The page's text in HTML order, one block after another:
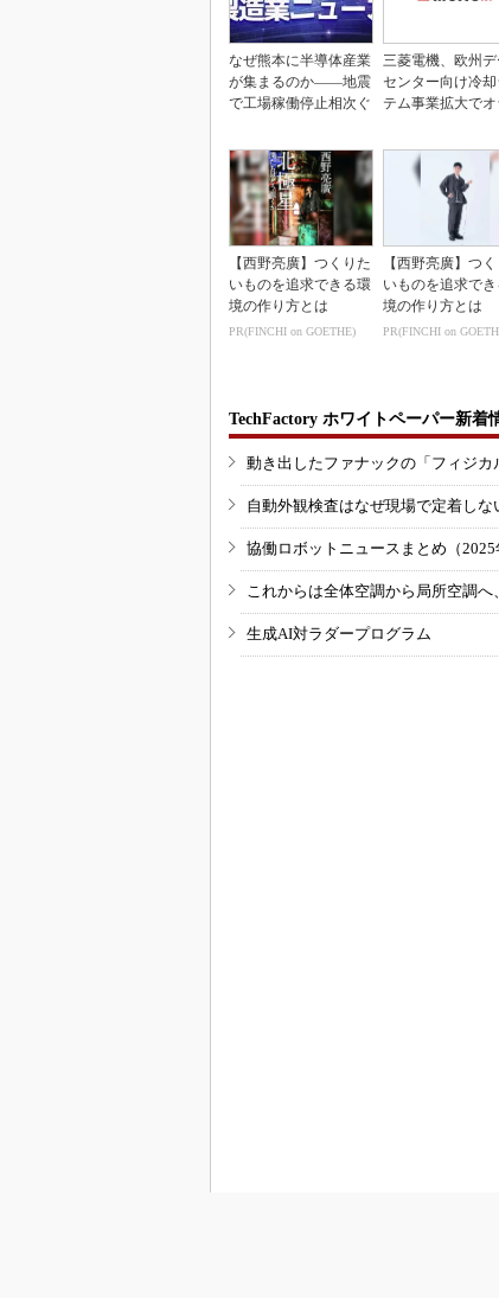
なぜ熊本に半導体産業
が集まるのか――地震
で工場稼働停止相次ぐ
三菱電機、欧州デ
センター向け冷却
テム事業拡大でオ
【西野亮廣】つくりた
いものを追求できる環
境の作り方とは
PR(FINCHI on GOETHE)
【西野亮廣】つ
いものを追求で
境の作り方とは
PR(FINCHI on
TechFactory ホワイトペーパー新着
動き出したファナックの「フィジカ
自動外観検査はなぜ現場で定着し
協働ロボットニュースまとめ（2025
これからは全体空調から局所空調
生成AI対ラダープログラム